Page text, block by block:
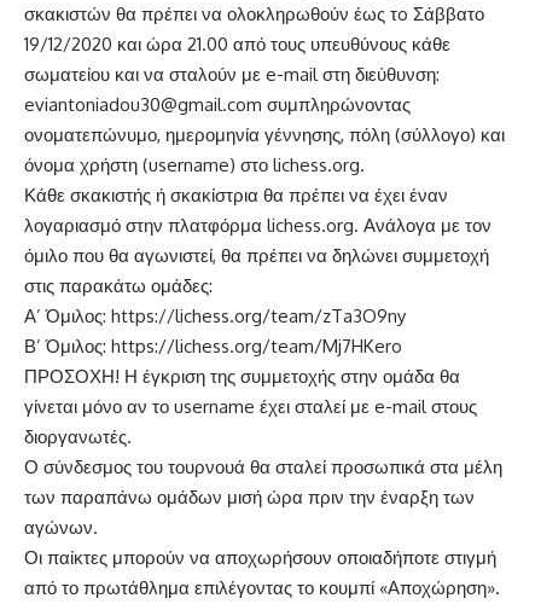
σκακιστών θα πρέπει να ολοκληρωθούν έως τo Σάββατο
19/12/2020 και ώρα 21.00 από τους υπευθύνους κάθε
σωματείου και να σταλούν με e-mail στη διεύθυνση:
eviantoniadou30@gmail.com συμπληρώνοντας
ονοματεπώνυμο, ημερομηνία γέννησης, πόλη (σύλλογο) και
όνομα χρήστη (username) στο lichess.org.
Κάθε σκακιστής ή σκακίστρια θα πρέπει να έχει έναν
λογαριασμό στην πλατφόρμα lichess.org. Ανάλογα με τον
όμιλο που θα αγωνιστεί, θα πρέπει να δηλώνει συμμετοχή
στις παρακάτω ομάδες:
Α’ Όμιλος: https://lichess.org/team/zTa3O9ny
Β’ Όμιλος: https://lichess.org/team/Mj7HKero
ΠΡΟΣΟΧΗ! Η έγκριση της συμμετοχής στην ομάδα θα
γίνεται μόνο αν το username έχει σταλεί με e-mail στους
διοργανωτές.
Ο σύνδεσμος του τουρνουά θα σταλεί προσωπικά στα μέλη
των παραπάνω ομάδων μισή ώρα πριν την έναρξη των
αγώνων.
Οι παίκτες μπορούν να αποχωρήσουν οποιαδήποτε στιγμή
από το πρωτάθλημα επιλέγοντας το κουμπί «Αποχώρηση».